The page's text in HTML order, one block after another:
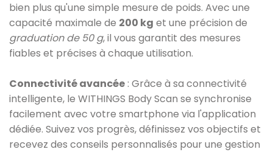
bien plus qu'une simple mesure de poids. Avec une
capacité maximale de 200 kg et une précision de
graduation de 50 g, il vous garantit des mesures
fiables et précises à chaque utilisation.
Connectivité avancée : Grâce à sa connectivité
intelligente, le WITHINGS Body Scan se synchronise
facilement avec votre smartphone via l'application
dédiée. Suivez vos progrès, définissez vos objectifs et
recevez des conseils personnalisés pour une gestion